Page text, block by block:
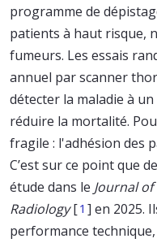
programme de
patients à haut risque,
fumeurs. Les essais
annuel par scanner
détecter la maladie à
réduire la mortalité.
fragile : l'adhésion des
C’est sur ce point que
étude dans le Journal
Radiology[1 ] en 2025.
performance